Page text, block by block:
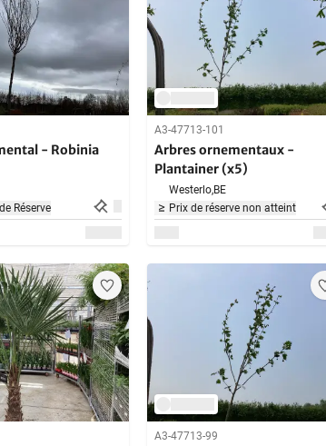
- Robinia
Réserve
A3-47713-101
Arbres ornementaux -
Plantainer (x5)
Westerlo,BE
Prix de réserve non atteint
A3-47713-99